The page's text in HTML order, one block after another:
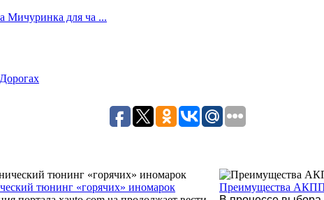
Мичуринка для ча ...
тюнинг «горячих» иномарок
Преимущества